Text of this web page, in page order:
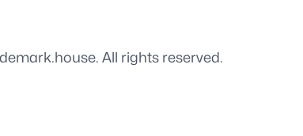
All rights reserved.